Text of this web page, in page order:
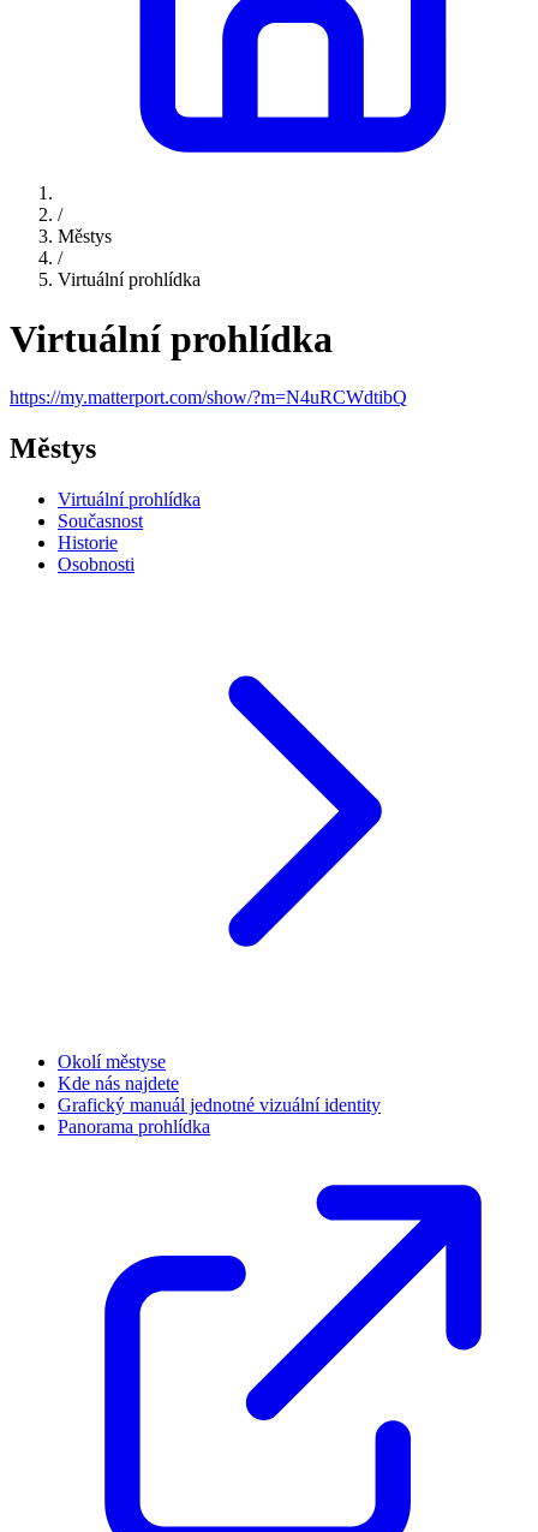
/
Městys
/
Virtuální prohlídka
Virtuální prohlídka
https://my.matterport.com/show/?m=N4uRCWdtibQ
Městys
Virtuální prohlídka
Současnost
Historie
Osobnosti
Okolí městyse
Kde nás najdete
Grafický manuál jednotné vizuální identity
Panorama prohlídka